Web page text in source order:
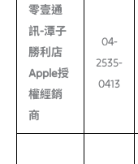
零壹通
訊-潭子
勝利店
Apple授
權經銷
商
04-
2535-
0413